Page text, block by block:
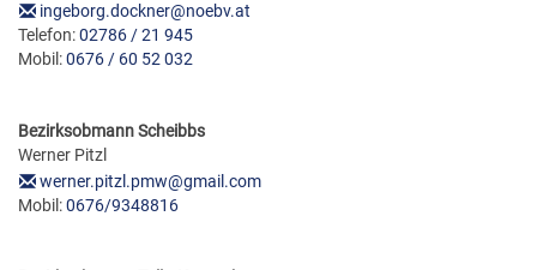
ingeborg.dockner@noebv.at
Telefon:02786 / 21 945
Mobil:0676 / 60 52 032
Bezirksobmann Scheibbs
Werner Pitzl
werner.pitzl.pmw@gmail.com
Mobil:0676/9348816